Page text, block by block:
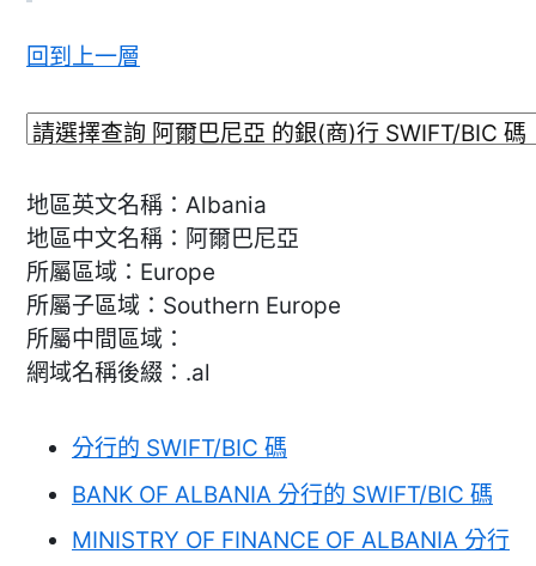
回到上一層
地區英文名稱：Albania
地區中文名稱：阿爾巴尼亞
所屬區域：Europe
所屬子區域：Southern Europe
所屬中間區域：
網域名稱後綴：.al
分行的 SWIFT/BIC 碼
BANK OF ALBANIA 分行的 SWIFT/BIC 碼
MINISTRY OF FINANCE OF ALBANIA 分行